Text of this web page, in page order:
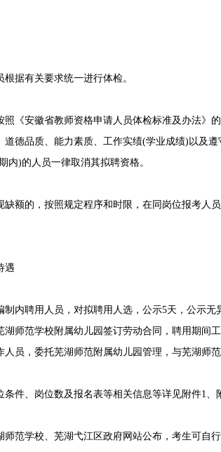
据有关要求统一进行体检。
安徽省教师资格申请人员体检标准及办法》
道德品质、能力素质、工作实绩(学业成绩)以及
内)的人员一律取消其拟聘资格。
的，按照规定程序和时限，在同岗位报考人
遇
聘用人员，对拟聘用人选，公示5天，公示无
湖师范学校附属幼儿园签订劳动合同，聘用期间
人员，委托芜湖师范附属幼儿园管理，与芜湖师
、岗位数及报名表等相关信息等详见附件1、
学校、芜湖弋江区政府网站公布，考生可自行